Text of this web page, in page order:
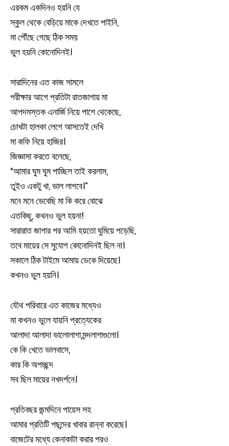
এরকম একদিনও হয়নি যে
স্কুল থেকে বেড়িয়ে মাকে দেখতে পাইনি,
মা পৌঁছে গেছে ঠিক সময়
ভুল হয়নি কোনোদিনই।
সারাদিনের এত কাজ সামলে
পরীক্ষার আগে প্রতিটা রাতজাগায় মা
আপদমস্তক এনার্জি নিয়ে পাশে থেকেছে,
চোখটা হালকা লেগে আসতেই দেখি
মা কফি নিয়ে হাজির।
জিজ্ঞাসা করতে বলেছে,
“আমার ঘুম ঘুম পাচ্ছিল তাই করলাম,
তুইও একটু খা, ভাল লাগবে।”
মনে মনে ভেবেছি মা কি করে বোঝে
এতকিছু, কখনও ভুল হয়না!
সারারাত জাগার পর আমি হয়তো ঘুমিয়ে পড়েছি,
তবে মায়ের সে সুযোগ কোনোদিনই ছিল না।
সকালে ঠিক টাইমে আমায় ডেকে দিয়েছে।
কখনও ভুল হয়নি।
যৌথ পরিবারে এত কাজের মধ্যেও
মা কখনও ভুলে যায়নি প্রত্যেকের
আলাদা আলাদা ভালোলাগা,মন্দলাগাগুলো।
কে কি খেতে ভালবাসে,
কার কি অপচ্ছন্দ
সব ছিল মায়ের নখদর্পনে।
প্রতিবছর জন্মদিনে পায়েস সহ
আমার প্রতিটি পছন্দের খাবার রান্না করেছে।
বাজেটের মধ্যে কেনাকাটা করার পরও